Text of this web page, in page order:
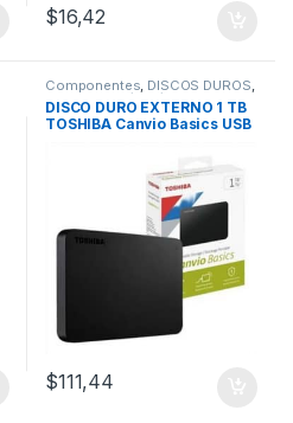
$16,42
Componentes, DISCOS DUROS,
Externos 1Tb/2Tb/4Tb
DISCO DURO EXTERNO 1 TB
TOSHIBA Canvio Basics USB
$111,44